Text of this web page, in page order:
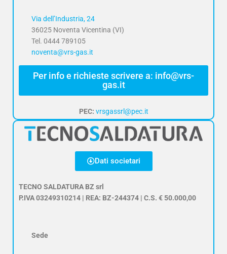
Via dell’Industria, 24
36025 Noventa Vicentina (VI)
Tel. 0444 789105
noventa@vrs-gas.it
Per info e richieste scrivere a: info@vrs-
gas.it
PEC: vrsgassrl@pec.it
Dati societari
TECNO SALDATURA BZ srl
P.IVA 03249310214 | REA: BZ-244374 | C.S. € 50.000,00
Sede